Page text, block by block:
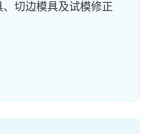
切边模具及试模修正